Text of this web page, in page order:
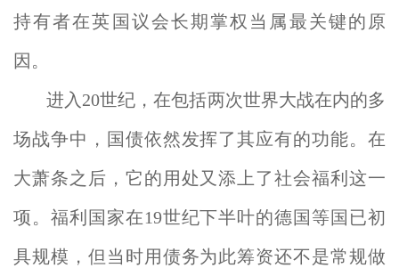
持有者在英国议会长期掌权当属最关键的原
因。
进入20世纪，在包括两次世界大战在内的多
场战争中，国债依然发挥了其应有的功能。在
大萧条之后，它的用处又添上了社会福利这一
项。福利国家在19世纪下半叶的德国等国已初
具规模，但当时用债务为此筹资还不是常规做